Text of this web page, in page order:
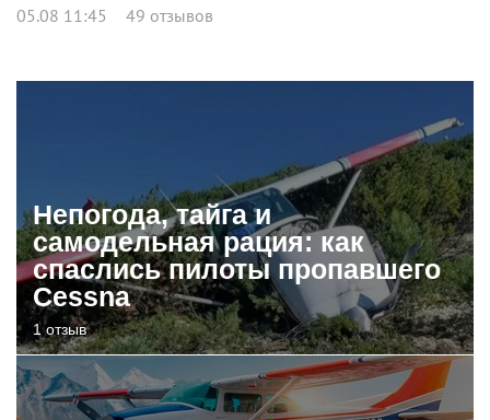
05.08 11:45 49 отзывов
Непогода, тайга и
самодельная рация: как
спаслись пилоты пропавшего
Cessna
1 отзыв